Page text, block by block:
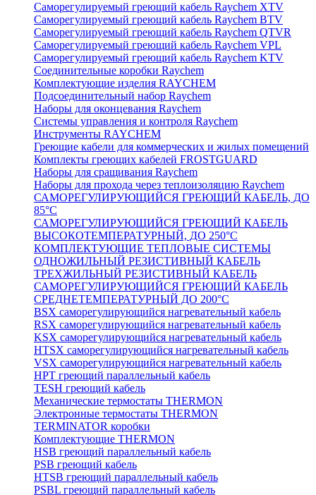
Саморегулируемый греющий кабель Raychem XTV
Саморегулируемый греющий кабель Raychem BTV
Саморегулируемый греющий кабель Raychem QTVR
Саморегулируемый греющий кабель Raychem VPL
Саморегулируемый греющий кабель Raychem KTV
Соединительные коробки Raychem
Комплектующие изделия RAYCHEM
Подсоединительный набор Raychem
Наборы для оконцевания Raychem
Системы управления и контроля Raychem
Инструменты RAYCHEM
Греющие кабели для коммерческих и жилых помещений
Комплекты греющих кабелей FROSTGUARD
Наборы для сращивания Raychem
Наборы для прохода через теплоизоляцию Raychem
САМОРЕГУЛИРУЮЩИЙСЯ ГРЕЮЩИЙ КАБЕЛЬ, ДО
85°С
САМОРЕГУЛИРУЮЩИЙСЯ ГРЕЮЩИЙ КАБЕЛЬ
ВЫСОКОТЕМПЕРАТУРНЫЙ, ДО 250°С
КОМПЛЕКТУЮЩИЕ ТЕПЛОВЫЕ СИСТЕМЫ
ОДНОЖИЛЬНЫЙ РЕЗИСТИВНЫЙ КАБЕЛЬ
ТРЕХЖИЛЬНЫЙ РЕЗИСТИВНЫЙ КАБЕЛЬ
САМОРЕГУЛИРУЮЩИЙСЯ ГРЕЮЩИЙ КАБЕЛЬ
СРЕДНЕТЕМПЕРАТУРНЫЙ ДО 200°С
BSX саморегулирующийся нагревательный кабель
RSX саморегулирующийся нагревательный кабель
KSX саморегулирующийся нагревательный кабель
HTSX саморегулирующийся нагревательный кабель
VSX саморегулирующийся нагревательный кабель
НРТ греющий параллельный кабель
TESH греющий кабель
Механические термостаты THERMON
Электронные термостаты THERMON
TERMINATOR коробки
Комплектующие THERMON
HSB греющий параллельный кабель
PSB греющий кабель
HTSB греющий параллельный кабель
PSBL греющий параллельный кабель